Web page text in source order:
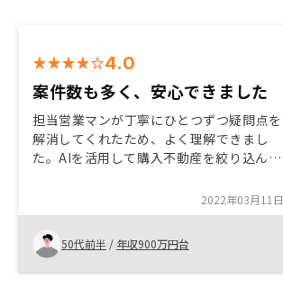
4.0
案件数も多く、安心できました
担当営業マンが丁寧にひとつずつ疑問点を
解消してくれたため、よく理解できまし
た。AIを活用して購入不動産を絞り込んで
メンテナンスについても充実していると説
明を受けました。購入した後の流れについ
てももう少ししっかり説明いただければよ
くなると感じました。
2022年03月11日
50代前半 / 年収900万円台